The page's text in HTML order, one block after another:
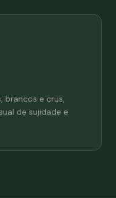
brancos e crus,
de sujidade e